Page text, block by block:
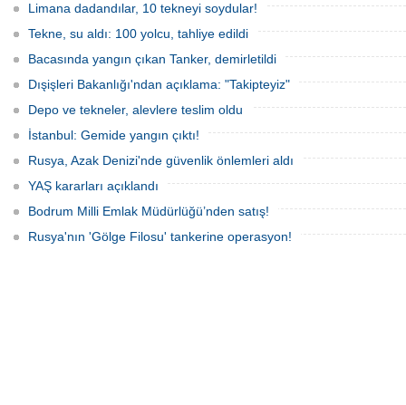
Limana dadandılar, 10 tekneyi soydular!
Tekne, su aldı: 100 yolcu, tahliye edildi
Bacasında yangın çıkan Tanker, demirletildi
Dışişleri Bakanlığı'ndan açıklama: "Takipteyiz"
Depo ve tekneler, alevlere teslim oldu
İstanbul: Gemide yangın çıktı!
Rusya, Azak Denizi'nde güvenlik önlemleri aldı
YAŞ kararları açıklandı
Bodrum Milli Emlak Müdürlüğü’nden satış!
Rusya'nın 'Gölge Filosu' tankerine operasyon!